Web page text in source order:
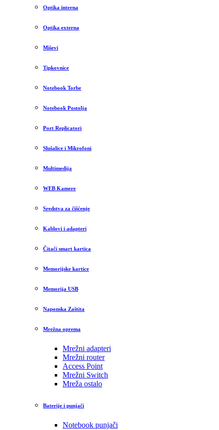
Optika interna
Optika externa
Miševi
Tipkovnice
Notebook Torbe
Notebook Postolja
Port Replicatori
Slušalice i Mikrofoni
Multimedija
WEB Kamere
Sredstva za čišćenje
Kablovi i adapteri
Čitači smart kartica
Memorijske kartice
Memorija USB
Naponska Zaštita
Mrežna oprema
Mrežni adapteri
Mrežni router
Access Point
Mrežni Switch
Mreža ostalo
Baterije i punjači
Notebook punjači